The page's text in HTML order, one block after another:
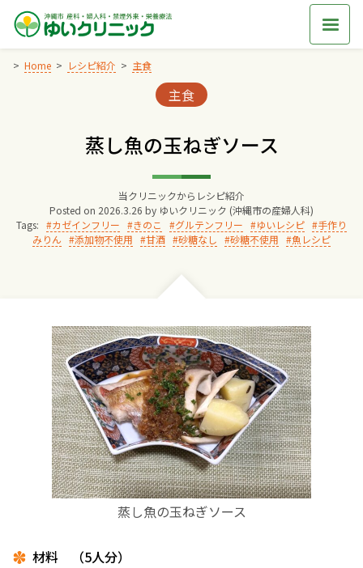
Skip
content
Home レシピ紹介 主食
Categories:
主食
蒸し魚の玉ねぎソース
当クリニックからレシピ紹介
Posted on 2026.3.26 by ゆいクリニック (沖縄市の産婦人科)
Tags:
カゼインフリー きのこ グルテンフリー ゆいレシピ
手作り
みりん
添加物不使用 甘酒 砂糖なし 砂糖不使用 魚レシピ
蒸し魚の玉ねぎソース
材料 （5人分）
院長からのごあいさつ
妊婦健診
お産について
親と子の結びつき支援
母乳育児